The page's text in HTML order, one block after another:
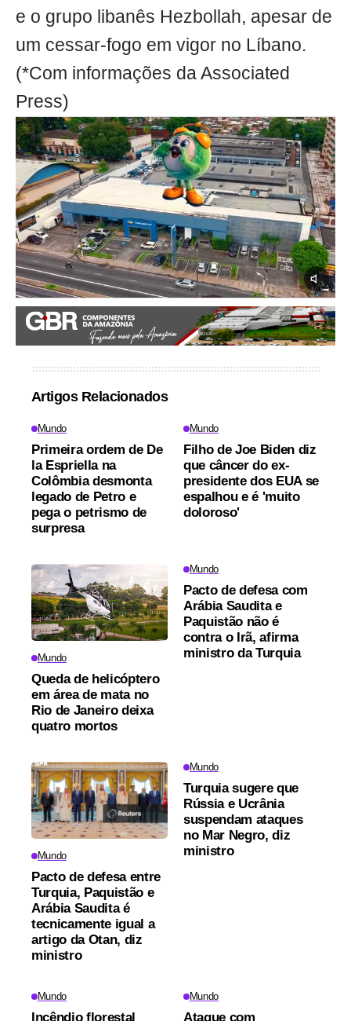
e o grupo libanês Hezbollah, apesar de
um cessar-fogo em vigor no Líbano.
(*Com informações da Associated
Press)
Artigos Relacionados
Mundo
Primeira ordem de De
la Espriella na
Colômbia desmonta
legado de Petro e
pega o petrismo de
surpresa
Mundo
Filho de Joe Biden diz
que câncer do ex-
presidente dos EUA se
espalhou e é 'muito
doloroso'
Mundo
Queda de helicóptero
em área de mata no
Rio de Janeiro deixa
quatro mortos
Mundo
Pacto de defesa com
Arábia Saudita e
Paquistão não é
contra o Irã, afirma
ministro da Turquia
Mundo
Pacto de defesa entre
Turquia, Paquistão e
Arábia Saudita é
tecnicamente igual a
artigo da Otan, diz
ministro
Mundo
Turquia sugere que
Rússia e Ucrânia
suspendam ataques
no Mar Negro, diz
ministro
Mundo
Incêndio florestal
Mundo
Ataque com